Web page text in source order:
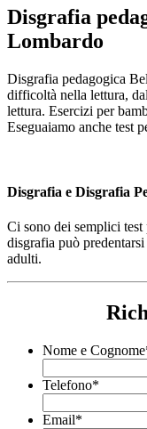
Disgrafia
Lombardo
Disgrafia pedagogica
difficoltà nella lettura,
lettura. Esercizi per
Eseguaiamo anche test
Disgrafia e Disgrafia
Ci sono dei semplici
disgrafia può
adulti.
Nome e Cognome
Telefono*
Email*